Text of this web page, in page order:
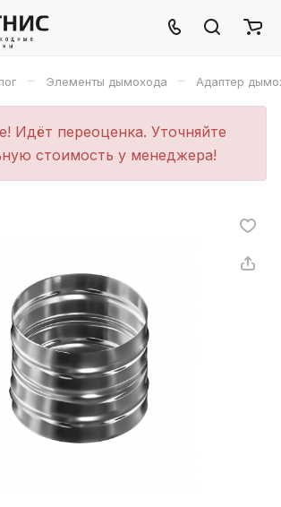
– Элементы дымохода – Адаптер
Идёт переоценка. Уточняйте
стоимость у менеджера!